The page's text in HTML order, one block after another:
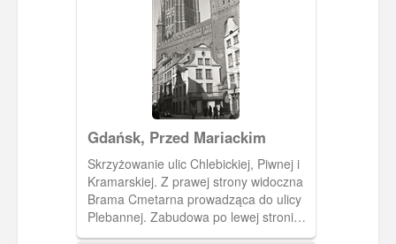
Gdańsk, Przed Mariackim
Skrzyżowanie ulic Chlebickiej, Piwnej i
Kramarskiej. Z prawej strony widoczna
Brama Cmetarna prowadząca do ulicy
Plebannej. Zabudowa po lewej stronie
obecnie nie istnieje.